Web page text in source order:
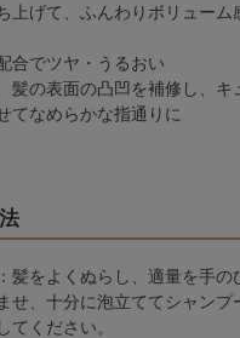
上げて、ふんわりボリューム
合でツヤ・うるおい
髪の表面の凸凹を補修し、キ
てなめらかな指通りに
髪をよくぬらし、適量を手の
せ、十分に泡立ててシャンプ
てください。